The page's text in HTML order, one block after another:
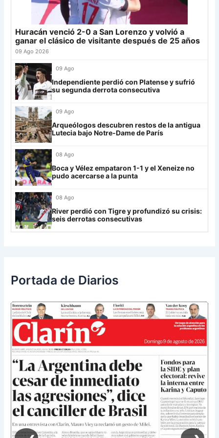
Grupo G
LDU 12
Mirassol
Lanús
Always Ready
Grupo H
IDV
Rosario Central
UCV FC
Libertad
Atl. Tucumán 19
Newell's 19 -12 19
Central Córdoba 19 -12
27 Platense
28 Riestra
29 Aldosivi
30 Estudiantes RC 19 -21
Huracán venció 2-0 a San Lorenzo y volvió a
ganar el clásico de visitante después de 25 años
09 Ago 2026
09 Ago
Independiente perdió con Platense y sufrió
su segunda derrota consecutiva
09 Ago
Arqueólogos descubren restos de la antigua
Lutecia bajo Notre-Dame de París
08 Ago
Boca y Vélez empataron 1-1 y el Xeneize no
pudo acercarse a la punta
08 Ago
River perdió con Tigre y profundizó su crisis:
seis derrotas consecutivas
Portada de Diarios